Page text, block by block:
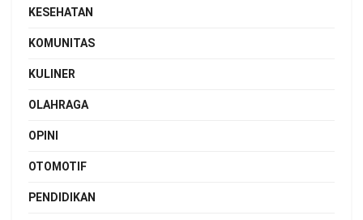
KESEHATAN
KOMUNITAS
KULINER
OLAHRAGA
OPINI
OTOMOTIF
PENDIDIKAN